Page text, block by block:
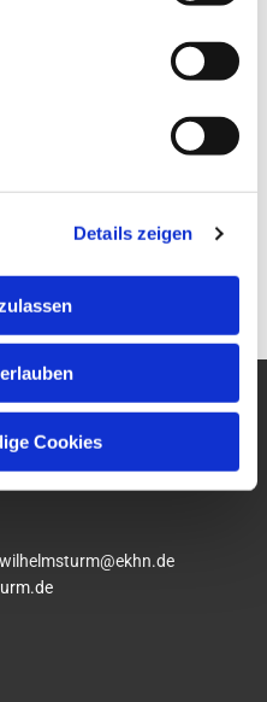
Details zeigen
Cookies